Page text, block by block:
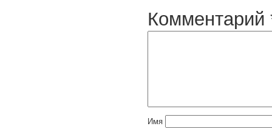
Комментарий
Имя